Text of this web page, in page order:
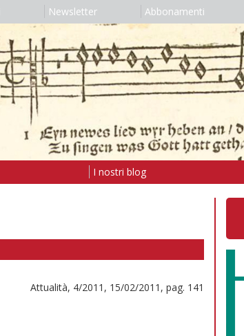
Newsletter Abbonamenti
I nostri blog
Attualità, 4/2011, 15/02/2011, pag. 141